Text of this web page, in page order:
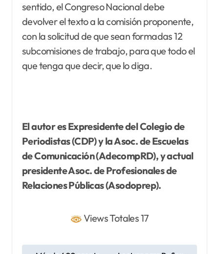
sentido, el Congreso Nacional debe
devolver el texto a la comisión proponente,
con la solicitud de que sean formadas 12
subcomisiones de trabajo, para que todo el
que tenga que decir, que lo diga.
El autor es Expresidente del Colegio de
Periodistas (CDP) y la Asoc. de Escuelas
de Comunicación (AdecompRD), y actual
presidente Asoc. de Profesionales de
Relaciones Públicas (Asodoprep).
Views Totales 17